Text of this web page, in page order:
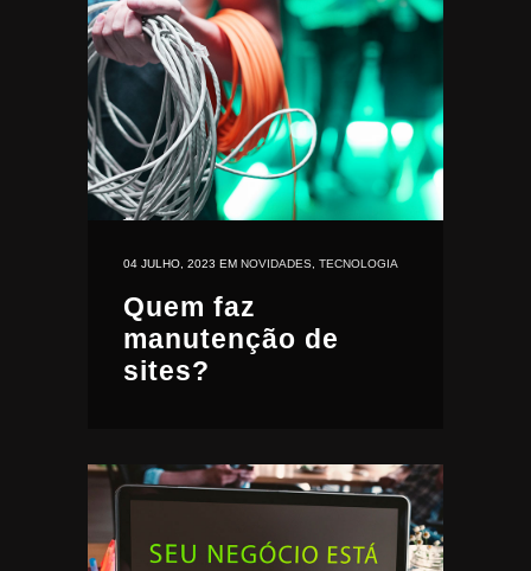
04 JULHO, 2023 EM NOVIDADES TECNOLOGIA
Quem faz
manutenção de
sites?